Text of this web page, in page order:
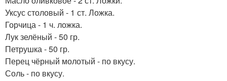
Уксус столовый - 1 ст. Ложка.
Горчица - 1 ч. ложка.
Лук зелёный - 50 гр.
Петрушка - 50 гр.
Перец чёрный молотый - по вкусу.
Соль - по вкусу.